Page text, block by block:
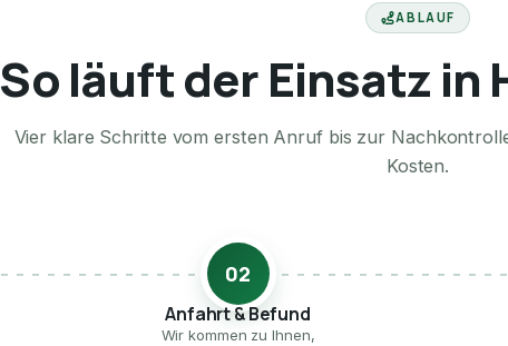
ABLAUF
So läuft der Einsatz in
Vier klare Schritte vom ersten Anruf bis zur
Kosten.
02
Anfahrt & Befund
Wir kommen zu Ihnen,